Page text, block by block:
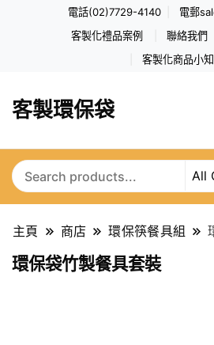
電話(02)7729-4140 電郵
客製化禮品案例 聯絡我們
客製化商品小
客製環保袋
主頁 商店 環保筷餐具組
環保袋竹製餐具套裝